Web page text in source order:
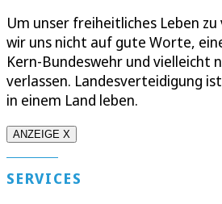
Um unser freiheitliches Leben
wir uns nicht auf gute Worte,
Kern-Bundeswehr und vielleicht
verlassen. Landesverteidigung
in einem Land leben.
ANZEIGE X
SERVICES